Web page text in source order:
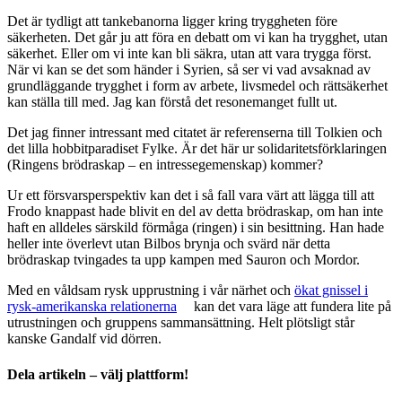
Det är tydligt att tankebanorna ligger kring tryggheten före
säkerheten. Det går ju att föra en debatt om vi kan ha trygghet, utan
säkerhet. Eller om vi inte kan bli säkra, utan att vara trygga först.
När vi kan se det som händer i Syrien, så ser vi vad avsaknad av
grundläggande trygghet i form av arbete, livsmedel och rättsäkerhet
kan ställa till med. Jag kan förstå det resonemanget fullt ut.
Det jag finner intressant med citatet är referenserna till Tolkien och
det lilla hobbitparadiset Fylke. Är det här ur solidaritetsförklaringen
(Ringens brödraskap – en intressegemenskap) kommer?
Ur ett försvarsperspektiv kan det i så fall vara värt att lägga till att
Frodo knappast hade blivit en del av detta brödraskap, om han inte
haft en alldeles särskild förmåga (ringen) i sin besittning. Han hade
heller inte överlevt utan Bilbos brynja och svärd när detta
brödraskap tvingades ta upp kampen med Sauron och Mordor.
Med en våldsam rysk upprustning i vår närhet och ökat gnissel i
rysk-amerikanska relationerna
kan det vara läge att fundera lite på
utrustningen och gruppens sammansättning. Helt plötsligt står
kanske Gandalf vid dörren.
Dela artikeln – välj plattform!